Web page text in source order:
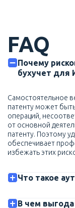
FAQ
Почему
бухучет для
Самостоятельное
патенту может
операций,
от основной
патенту. Поэтому
обеспечивает
избежать этих
Что такое
В чем выгода